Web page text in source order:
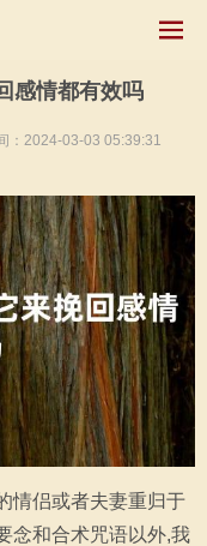
感情都有效吗
：2024-03-03 05:39:31
情侣或者夫妻重归于
念和合术咒语以外,我